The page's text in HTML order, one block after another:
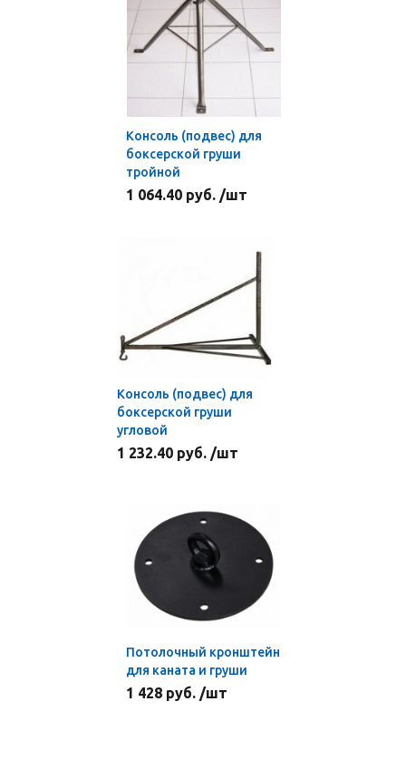
Консоль (подвес) для
боксерской груши
тройной
1 064.40 руб. /шт
Консоль (подвес) для
боксерской груши
угловой
1 232.40 руб. /шт
Потолочный кронштейн
для каната и груши
1 428 руб. /шт